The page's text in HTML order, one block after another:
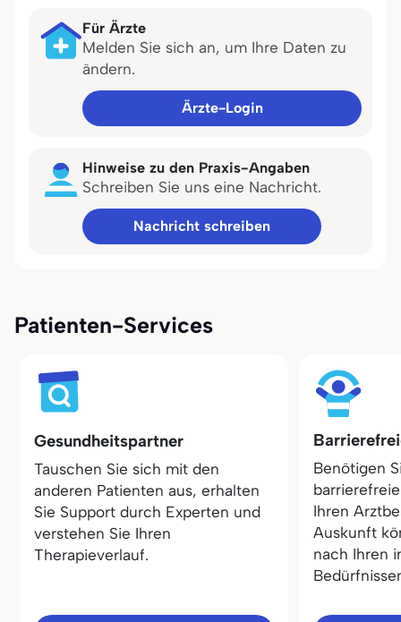
Für Ärzte
Melden Sie sich an, um Ihre Daten zu
ändern.
Ärzte-Login
Hinweise zu den Praxis-Angaben
Schreiben Sie uns eine Nachricht.
Nachricht schreiben
Patienten-Services
Gesundheitspartner
Tauschen Sie sich mit den
anderen Patienten aus, erhalten
Sie Support durch Experten und
verstehen Sie Ihren
Therapieverlauf.
Benötigen
Ihren
Auskunft
nach Ihren